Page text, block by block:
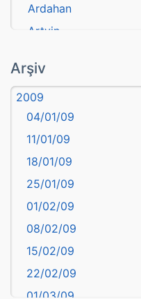
Ardahan
Artvin
Aydın
Balıkesir
Bartın
başkentler
Batman
Bayburt
Bilecik
Bingöl
Bitlis
Bolu
Arşiv
2009
04/01/09
11/01/09
18/01/09
25/01/09
01/02/09
08/02/09
15/02/09
22/02/09
01/03/09